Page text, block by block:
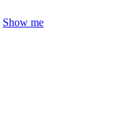
Show me